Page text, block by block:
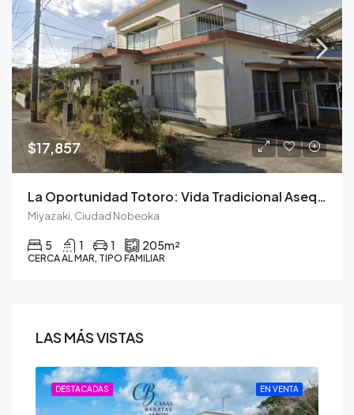
$17,857
La Oportunidad Totoro: Vida Tradicional Asequible con Alto Potencial de Rentabilidad
Miyazaki, Ciudad Nobeoka
5 1 1 205m²
CERCA AL MAR, TIPO FAMILIAR
LAS MÁS VISTAS
EN VENTA
DESTACADAS